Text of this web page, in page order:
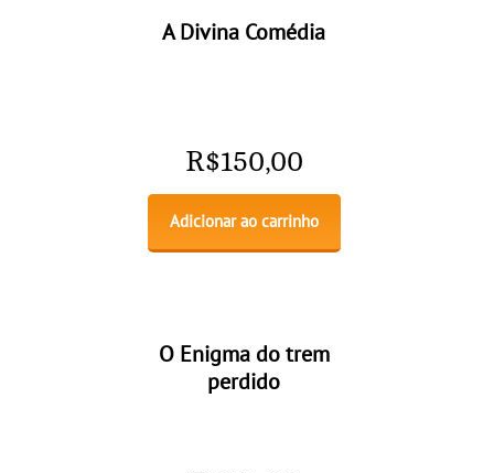
A Divina Comédia
R$150,00
Adicionar ao carrinho
O Enigma do trem
perdido